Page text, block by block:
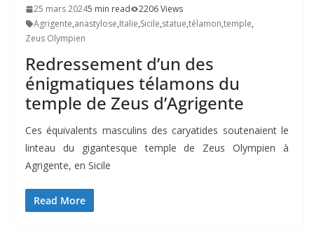
25 mars 20245 min read
2206 Views
Agrigente,anastylose,Italie,Sicile,statue,télamon,temple,
Zeus Olympien
Redressement d’un des
énigmatiques télamons du
temple de Zeus d’Agrigente
Ces équivalents masculins des caryatides soutenaient le
linteau du gigantesque temple de Zeus Olympien à
Agrigente, en Sicile
Read More